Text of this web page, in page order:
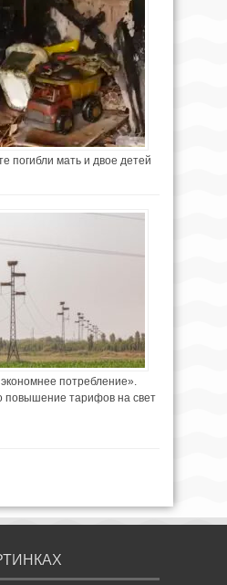
погибли мать и двое детей
потребление».
повышение тарифов на свет